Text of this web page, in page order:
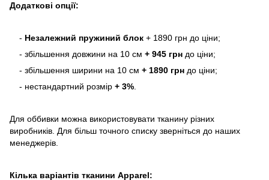
Додаткові опції:
- Незалежний пружиний блок + 1890 грн до ціни;
- збільшення довжини на 10 см + 945 грн до ціни;
- збільшення ширини на 10 см + 1890 грн до ціни;
- нестандартний розмір + 3%
Для оббивки можна використовувати тканину різних
виробників. Для більш точного списку зверніться до наших
менеджерів.
Кілька варіантів тканини Apparel: